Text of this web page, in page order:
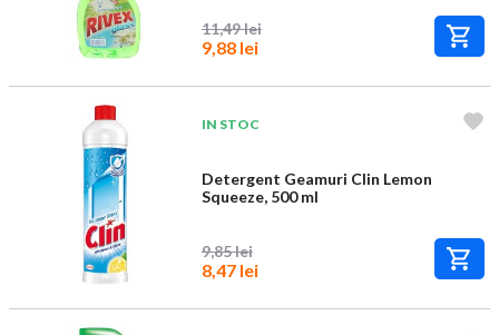
11,49 lei
9,88 lei
IN STOC
Detergent Geamuri Clin Lemon
Squeeze, 500 ml
9,85 lei
8,47 lei